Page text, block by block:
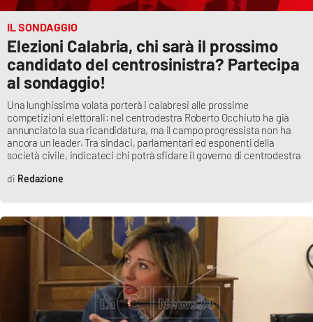
IL SONDAGGIO
Elezioni Calabria, chi sarà il prossimo
candidato del centrosinistra? Partecipa
al sondaggio!
Una lunghissima volata porterà i calabresi alle prossime
competizioni elettorali: nel centrodestra Roberto Occhiuto ha già
annunciato la sua ricandidatura, ma il campo progressista non ha
ancora un leader. Tra sindaci, parlamentari ed esponenti della
società civile, indicateci chi potrà sfidare il governo di centrodestra
Redazione